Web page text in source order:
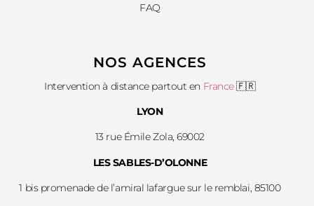
FAQ
NOS AGENCES
Intervention à distance partout en France🇫🇷
LYON
13 rue Émile Zola, 69002
LES SABLES-D’OLONNE
1 bis promenade de l’amiral lafargue sur le remblai, 85100